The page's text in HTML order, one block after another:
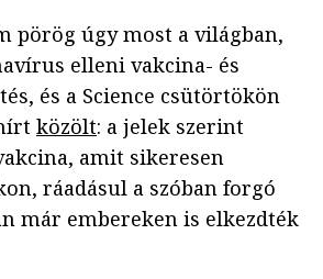
pörög úgy most a világban,
elleni vakcina- és
és a Science csütörtökön
közölt: a jelek szerint
amit sikeresen
ráadásul a szóban forgó
már embereken is elkezdték